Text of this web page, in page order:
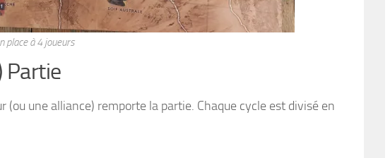
place à 4 joueurs
Partie
(ou une alliance) remporte la partie. Chaque cycle est divisé en